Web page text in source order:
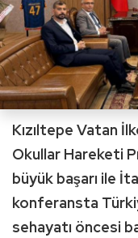
Kızıltepe Vatan
Okullar Hareketi
büyük başarı ile
konferansta
sehayatı öncesi